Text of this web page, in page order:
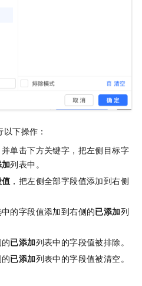
下操作：
单击下方关键字，把左侧目标字
列表中。
，把左侧全部字段值添加到右侧
的字段值添加到右侧的已添加列
已添加列表中的字段值被排除。
已添加列表中的字段值被清空。